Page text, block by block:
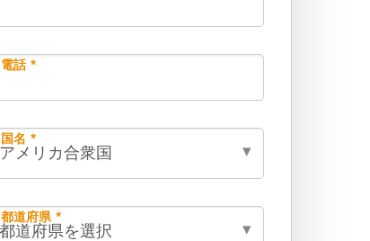
電話 *
国名 *
都道府県 *